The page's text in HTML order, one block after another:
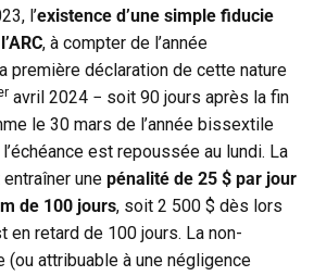
l’existence d’une simple fiducie
, à compter de l’année
première déclaration de cette nature
avril 2024 − soit 90 jours après la fin
le 30 mars de l’année bissextile
est repoussée au lundi. La
une pénalité de 25 $ par jour
de 100 jours, soit 2 500 $ dès lors
en retard de 100 jours. La non-
(ou attribuable à une négligence